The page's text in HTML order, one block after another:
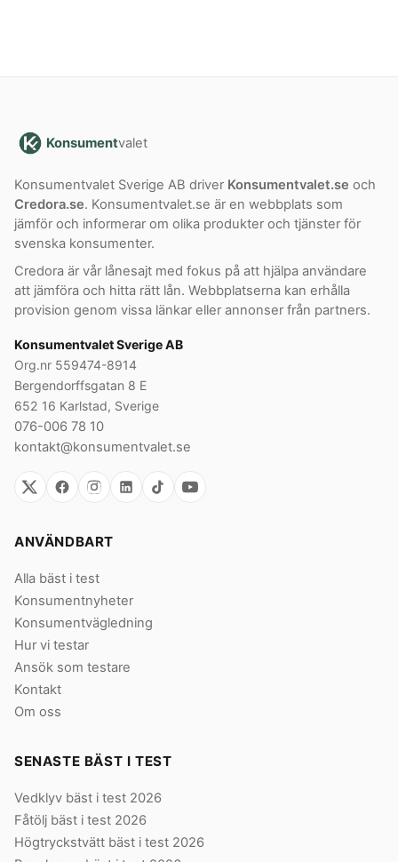
Konsumentvalet
Konsumentvalet Sverige AB driver Konsumentvalet.se och
Credora.se. Konsumentvalet.se är en webbplats som
jämför och informerar om olika produkter och tjänster för
svenska konsumenter.
Credora är vår lånesajt med fokus på att hjälpa användare
att jämföra och hitta rätt lån. Webbplatserna kan erhålla
provision genom vissa länkar eller annonser från partners.
Konsumentvalet Sverige AB
Org.nr 559474-8914
Bergendorffsgatan 8 E
652 16 Karlstad, Sverige
076-006 78 10
kontakt@konsumentvalet.se
ANVÄNDBART
Alla bäst i test
Konsumentnyheter
Konsumentvägledning
Hur vi testar
Ansök som testare
Kontakt
Om oss
SENASTE BÄST I TEST
Vedklyv bäst i test 2026
Fåtölj bäst i test 2026
Högtryckstvätt bäst i test 2026